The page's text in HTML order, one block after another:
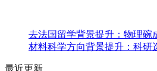
去法国留学背景提升：物理碗
材料科学方向背景提升：科研
最近更新